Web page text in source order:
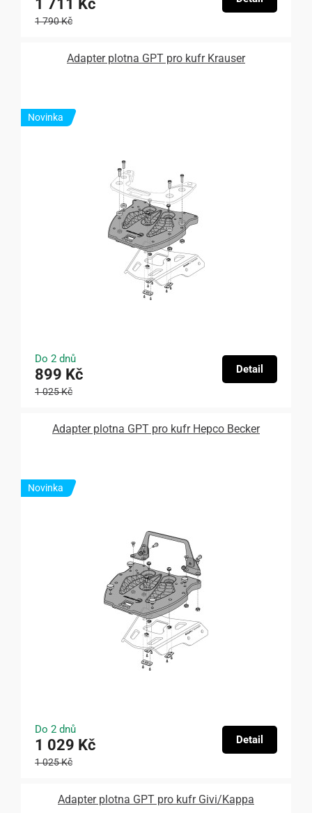
1 711 Kč
1 790 Kč
Adapter plotna GPT pro kufr Krauser
Novinka
Do 2 dnů
899 Kč
1 025 Kč
Detail
Adapter plotna GPT pro kufr Hepco Becker
Novinka
Do 2 dnů
1 029 Kč
1 025 Kč
Detail
Adapter plotna GPT pro kufr Givi/Kappa